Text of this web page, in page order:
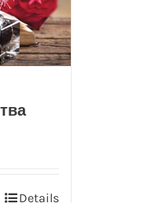
Details